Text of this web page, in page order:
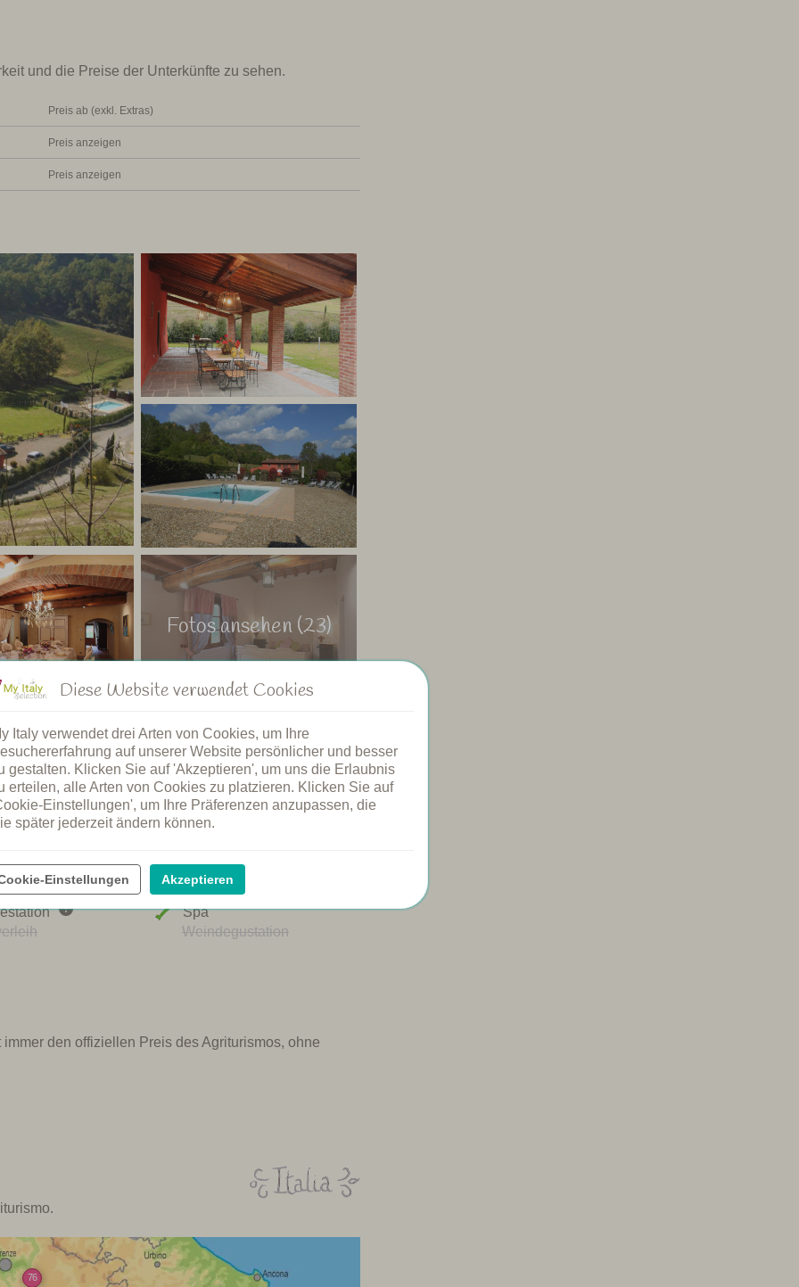
Im Erdgeschoss gibt es eine
Blick auf den Garten speisen kann. Es gibt vier
das ehemalige Zitronenhaus, das liebevoll renoviert
mit Esstisch umgebaut wurde.
(Hauptgebäude zusammen mit der
fantastischem Blick
der Wohnung auf der höchsten Ebene eines
bietet einen großen Garten und einen kleinen privaten
SPA-Bereich mit Dampfbad und Jacuzzi Whirlpool. Ein
nur 30 Minuten mit dem Auto entfernt und in der Nähe
Sie können der Professionalität und der
Hier können Sie richtig entspannen und die
Italy
und die Preise der Unterkünfte zu sehen.
Preis ab (exkl. Extras)
Preis anzeigen
Preis anzeigen
Fotos ansehen (23)
Restaurant
Pool
Brötchenservice
Kochkurs
Spa
Weindegustation
den offiziellen Preis des Agriturismos, ohne
76
Diese Website verwendet Cookies
Italy verwendet drei Arten von Cookies, um Ihre
auf unserer Website persönlicher und besser
gestalten. Klicken Sie auf 'Akzeptieren', um uns die Erlaubnis
erteilen, alle Arten von Cookies zu platzieren. Klicken Sie auf
Einstellungen', um Ihre Präferenzen anzupassen, die
später jederzeit ändern können.
Einstellungen Akzeptieren